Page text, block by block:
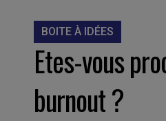
BOITE À IDÉES
Etes-vous
burnout ?